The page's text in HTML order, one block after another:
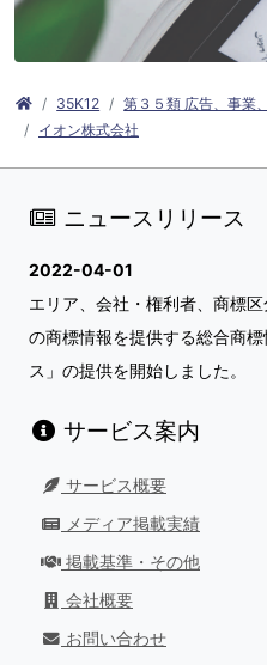
35K12 第３５類 広告、事業
イオン株式会社
ニュースリリース
2022-04-01
エリア、会社・権利者、商標
の商標情報を提供する総合商
ス」の提供を開始しました。
サービス案内
サービス概要
メディア掲載実績
掲載基準・その他
会社概要
お問い合わせ